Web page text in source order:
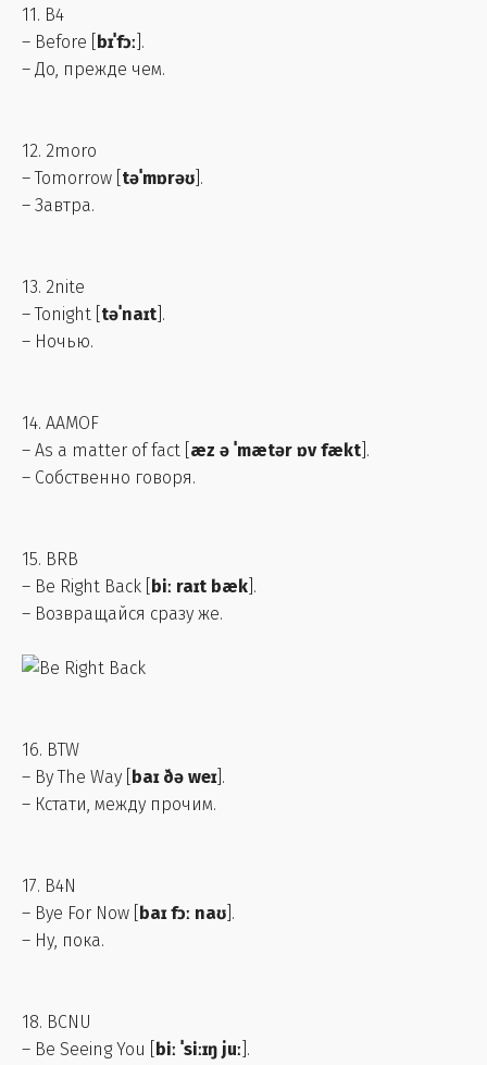
11. B4
– Before [ bɪˈfɔː ].
– До, прежде чем.
12. 2moro
– Tomorrow [ təˈmɒrəʊ ].
– Завтра.
13. 2nite
– Tonight [ təˈnaɪt ].
– Ночью.
14. AAMOF
– As a matter of fact [ æz ə ˈmætər ɒv fækt ].
– Собственно говоря.
15. BRB
– Be Right Back [ biː raɪt bæk ].
– Возвращайся сразу же.
16. BTW
– By The Way [ baɪ ðə weɪ].
– Кстати, между прочим.
17. B4N
– Bye For Now [ baɪ fɔː naʊ ].
– Ну, пока.
18. BCNU
– Be Seeing You [ biː ˈsiːɪŋ juː ].